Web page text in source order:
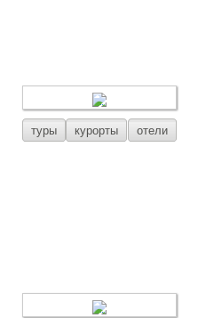
туры курорты отели